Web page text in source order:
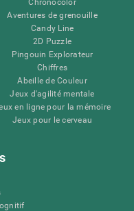
Aventures de grenouille
Candy Line
2D Puzzle
Pingouin Explorateur
Chiffres
Abeille de Couleur
Jeux d'agilité mentale
en ligne pour la mémoire
Jeux pour le cerveau